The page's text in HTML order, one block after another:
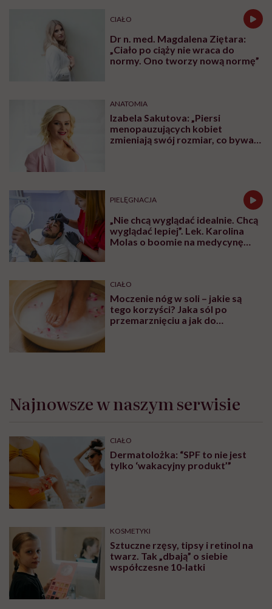
CIAŁO
Dr n. med. Magdalena Ziętara:
„Ciało po ciąży nie wraca do
normy. Ono tworzy nową normę”
ANATOMIA
Izabela Sakutova: „Piersi
menopauzujących kobiet
zmieniają swój rozmiar, co bywa
PIELĘGNACJA
„Nie chcą wyglądać idealnie. Chcą
wyglądać lepiej”. Lek. Karolina
Molas o boomie na medycynę
CIAŁO
Moczenie nóg w soli – jakie są
tego korzyści? Jaka sól po
przemarznięciu a jak do
Najnowsze w naszym serwisie
CIAŁO
Dermatolożka: “SPF to nie jest
tylko ‘wakacyjny produkt’”
KOSMETYKI
Sztuczne rzęsy, tipsy i retinol na
twarz. Tak „dbają” o siebie
współczesne 10-latki